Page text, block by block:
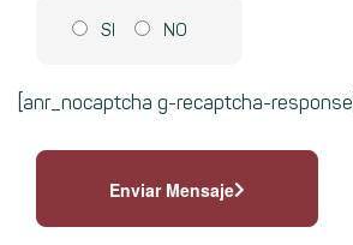
SI NO
[anr_nocaptcha g-recaptcha-response]
Enviar Mensaje